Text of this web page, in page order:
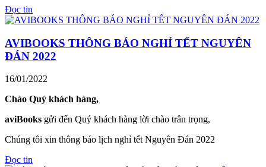
Đọc tin
AVIBOOKS THÔNG BÁO NGHỈ TẾT NGUYÊN
ĐÁN 2022
16/01/2022
Chào Quý khách hàng,
aviBooks gửi đến Quý khách hàng lời chào trân trọng,
Chúng tôi xin thông báo lịch nghỉ tết Nguyên Đán 2022
Đọc tin